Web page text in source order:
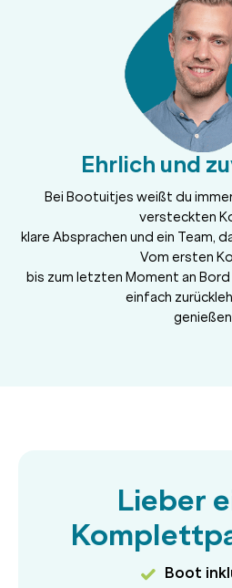
Ehrlich und
Bei Bootuitjes weißt du
versteckten
klare Absprachen und ein Team,
Vom ersten
bis zum letzten Moment an
einfach
Lieber
Boot